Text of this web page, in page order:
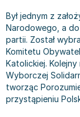
Szkoła
Książki militarne
Książki: Prawo
Inne
Książki: Prawo
Książki: Prawo
Książki: Prawo
Science Fiction
Książki kryminały
Książki z
Książki dramaty
Książki
Tomiki poezji
Książki dla
Książki: bajki
Do kąpieli i
Kolorowanki i
Książki
Obrazki
Mapy - Polska
Mapy - Świat
Przewodniki
Przewodniki
Przewodniki
Książki:
Camilla
Jan
Henning
Beata
L.J. Smith
Diana Palmer
Był jednym z
Narodowego, a
partii. Został
Komitetu
Katolickiej.
Wyborczej
tworząc
przystąpieniu